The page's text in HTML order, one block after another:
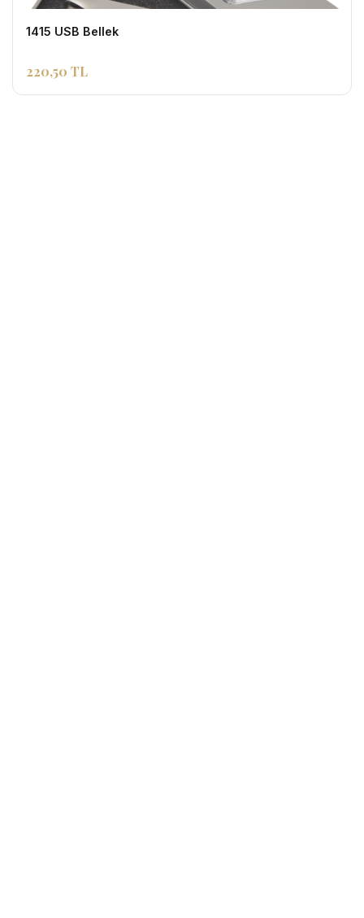
1415 USB Bellek
220,50 TL